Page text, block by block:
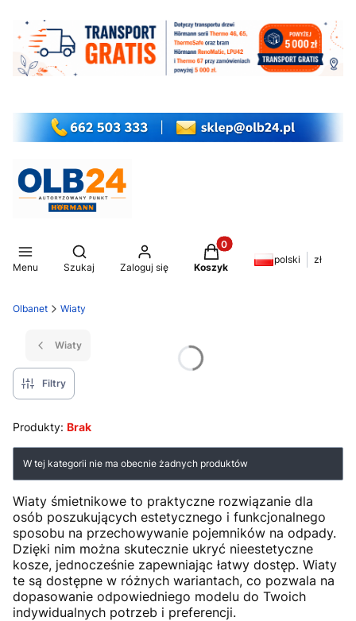
Menu
Otwórz wyszukiwarkę
Szukaj Zaloguj się
Produkty w koszyku: 0.
Koszyk
polski zł
Olbanet Wiaty
Wiaty
Filtry
Produkty: Brak
Lista produktów
W tej kategorii nie ma obecnie żadnych produktów
Wiaty śmietnikowe to praktyczne rozwiązanie dla
osób poszukujących estetycznego i funkcjonalnego
sposobu na przechowywanie pojemników na odpady.
Dzięki nim można skutecznie ukryć nieestetyczne
kosze, jednocześnie zapewniając łatwy dostęp. Wiaty
te są dostępne w różnych wariantach, co pozwala na
dopasowanie odpowiedniego modelu do Twoich
indywidualnych potrzeb i preferencji.